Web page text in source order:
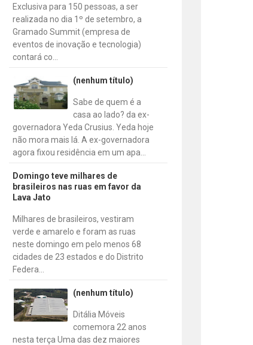
Exclusiva para 150 pessoas, a ser
realizada no dia 1º de setembro, a
Gramado Summit (empresa de
eventos de inovação e tecnologia)
contará co...
(nenhum título)
Sabe de quem é a
casa ao lado? da ex-
governadora Yeda Crusius. Yeda hoje
não mora mais lá. A ex-governadora
agora fixou residência em um apa...
Domingo teve milhares de
brasileiros nas ruas em favor da
Lava Jato
Milhares de brasileiros, vestiram
verde e amarelo e foram as ruas
neste domingo em pelo menos 68
cidades de 23 estados e do Distrito
Federa...
(nenhum título)
Ditália Móveis
comemora 22 anos
nesta terça Uma das dez maiores